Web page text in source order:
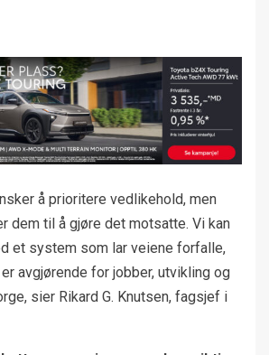
å prioritere vedlikehold, men
dem til å gjøre det motsatte. Vi kan
et system som lar veiene forfalle,
avgjørende for jobber, utvikling og
sier Rikard G. Knutsen, fagsjef i